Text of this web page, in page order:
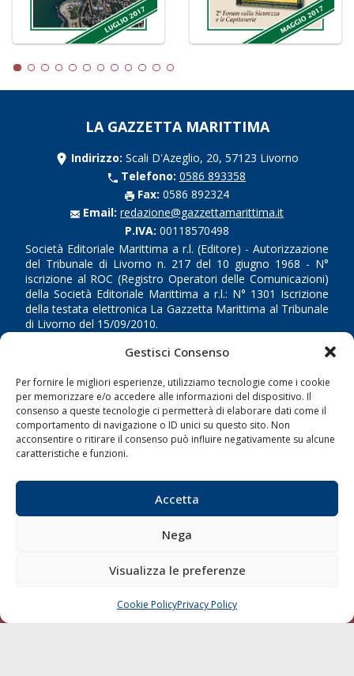
Gestisci Consenso
Per fornire le migliori esperienze, utilizziamo tecnologie come i cookie
per memorizzare e/o accedere alle informazioni del dispositivo. Il
consenso a queste tecnologie ci permetterà di elaborare dati come il
comportamento di navigazione o ID unici su questo sito. Non
acconsentire o ritirare il consenso può influire negativamente su alcune
caratteristiche e funzioni.
Accetta
Nega
Visualizza le preferenze
Cookie PolicyPrivacy Policy
LA GAZZETTA MARITTIMA
Indirizzo: Scali D'Azeglio, 20, 57123 Livorno
Telefono: 0586 893358
Fax: 0586 892324
Email: redazione@gazzettamarittima.it
P.IVA: 00118570498
Società Editoriale Marittima a r.l. (Editore) - Autorizzazione
del Tribunale di Livorno n. 217 del 10 giugno 1968 - N°
iscrizione al ROC (Registro Operatori delle Comunicazioni)
della Società Editoriale Marittima a r.l.: N° 1301 Iscrizione
della testata elettronica La Gazzetta Marittima al Tribunale
di Livorno del 15/09/2010.
LINK
Shipping
Porti/Interporti
Trasporti
Sostenibilità
Compagnie di Navigazione
Blue economy
Diporto
Contatti
CHIAMA SCRIVI